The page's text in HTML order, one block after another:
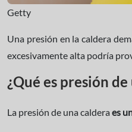
Getty
Una presión en la caldera
excesivamente alta podría
¿Qué es presión
La presión de una caldera es